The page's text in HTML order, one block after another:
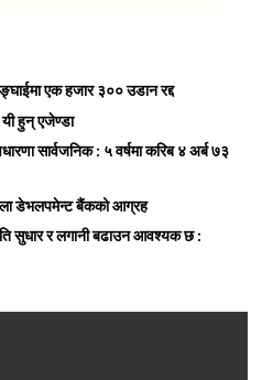
एक हजार ३०० उडान रद्द
हुन् एजेण्डा
सार्वजनिक : ५ वर्षमा करिब ४ अर्ब ७३
डेभलपमेन्ट बैंकको आग्रह
सुधार र लगानी बढाउन आवश्यक छ :